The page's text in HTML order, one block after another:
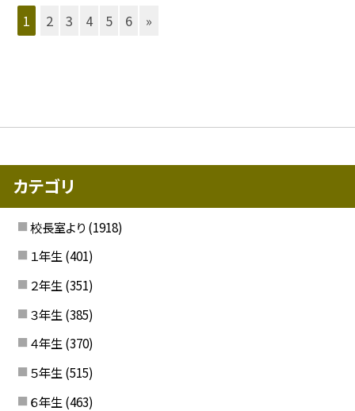
1 2 3 4 5 6 »
カテゴリ
校長室より (1918)
１年生 (401)
２年生 (351)
３年生 (385)
４年生 (370)
５年生 (515)
６年生 (463)